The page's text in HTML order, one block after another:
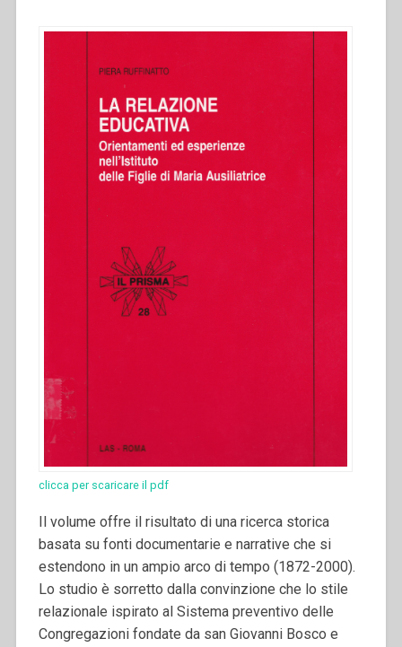
clicca per scaricare il pdf
Il volume offre il risultato di una ricerca storica
basata su fonti documentarie e narrative che si
estendono in un ampio arco di tempo (1872-2000).
Lo studio è sorretto dalla convinzione che lo stile
relazionale ispirato al Sistema preventivo delle
Congregazioni fondate da san Giovanni Bosco e